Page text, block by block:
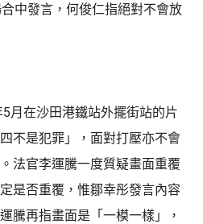
中發言，何俊仁指絕對不會放
月在沙田港鐵站外擺街站的片
不是犯罪」，面對打壓亦不會
法官李運騰一度質疑畫面重覆
是否重覆，惟鄒幸彤發言內容
騰再指畫面是「一模一樣」，